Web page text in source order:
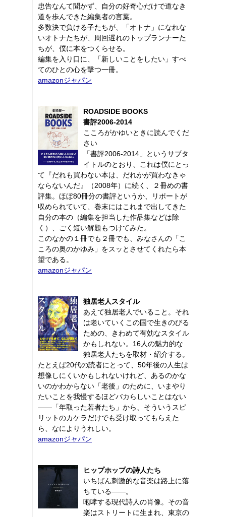
忠告なんて聞かず、自分の好奇心だけで道なき
道を歩んできた編集者の言葉。
多数決で負ける子たちが、「オトナ」になれな
いオトナたちが、周回遅れのトップランナーた
ちが、僕に本をつくらせる。
編集を入り口に、「新しいことをしたい」すべ
てのひとの心を撃つ一冊。
amazonジャパン
ROADSIDE BOOKS
書評2006-2014
こころがかゆいときに読んでくだ
さい
「書評2006-2014」というサブタ
イトルのとおり、これは僕にとっ
て『だれも買わない本は、だれかが買わなきゃ
ならないんだ』（2008年）に続く、２冊めの書
評集。ほぼ80冊分の書評というか、リポートが
収められていて、巻末にはこれまで出してきた
自分の本の（編集を担当した作品集などは除
く）、ごく短い解題もつけてみた。
このなかの１冊でも２冊でも、みなさんの「こ
ころの奥のかゆみ」をスッとさせてくれたら本
望である。
amazonジャパン
独居老人スタイル
あえて独居老人でいること。それ
は老いていくこの国で生きのびる
ための、きわめて有効なスタイル
かもしれない。16人の魅力的な
独居老人たちを取材・紹介する。
たとえば20代の読者にとって、50年後の人生は
想像しにくいかもしれないけれど、あるのかな
いのかわからない「老後」のために、いまやり
たいことを我慢するほどバカらしいことはない
――「年取った若者たち」から、そういうスピ
リットのカケラだけでも受け取ってもらえた
ら、なによりうれしい。
amazonジャパン
ヒップホップの詩人たち
いちばん刺激的な音楽は路上に落
ちている――。
咆哮する現代詩人の肖像。その音
楽はストリートに生まれ、東京の